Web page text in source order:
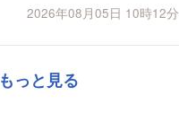
2026年08月05日 10時12分
もっと見る